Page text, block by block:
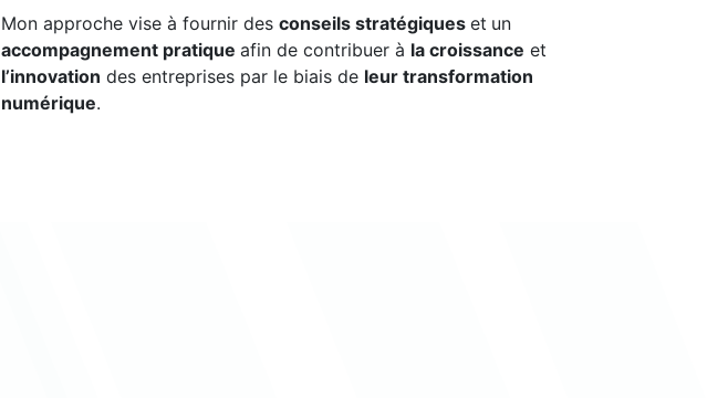
Mon approche vise à fournir des conseils stratégiques et un
accompagnement pratique afin de contribuer à la croissance et
l’innovation des entreprises par le biais de leur transformation
numérique.